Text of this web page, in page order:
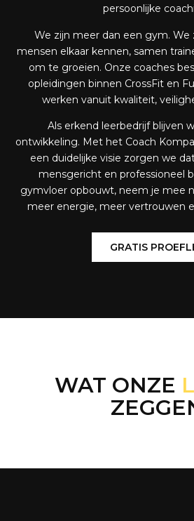
persoonlijke
We zijn meer dan een gym. We
mensen elkaar kennen, samen
om te groeien. Onze coaches
opleidingen binnen CrossFit en
werken vanuit kwaliteit,
Als erkend leerbedrijf blijven
ontwikkeling. Met het Coach
een duidelijke visie zorgen we
mensgericht en professioneel
gymvloer opbouwt, neem je mee
meer energie, meer vertrouwen
GRATIS
WAT ONZE